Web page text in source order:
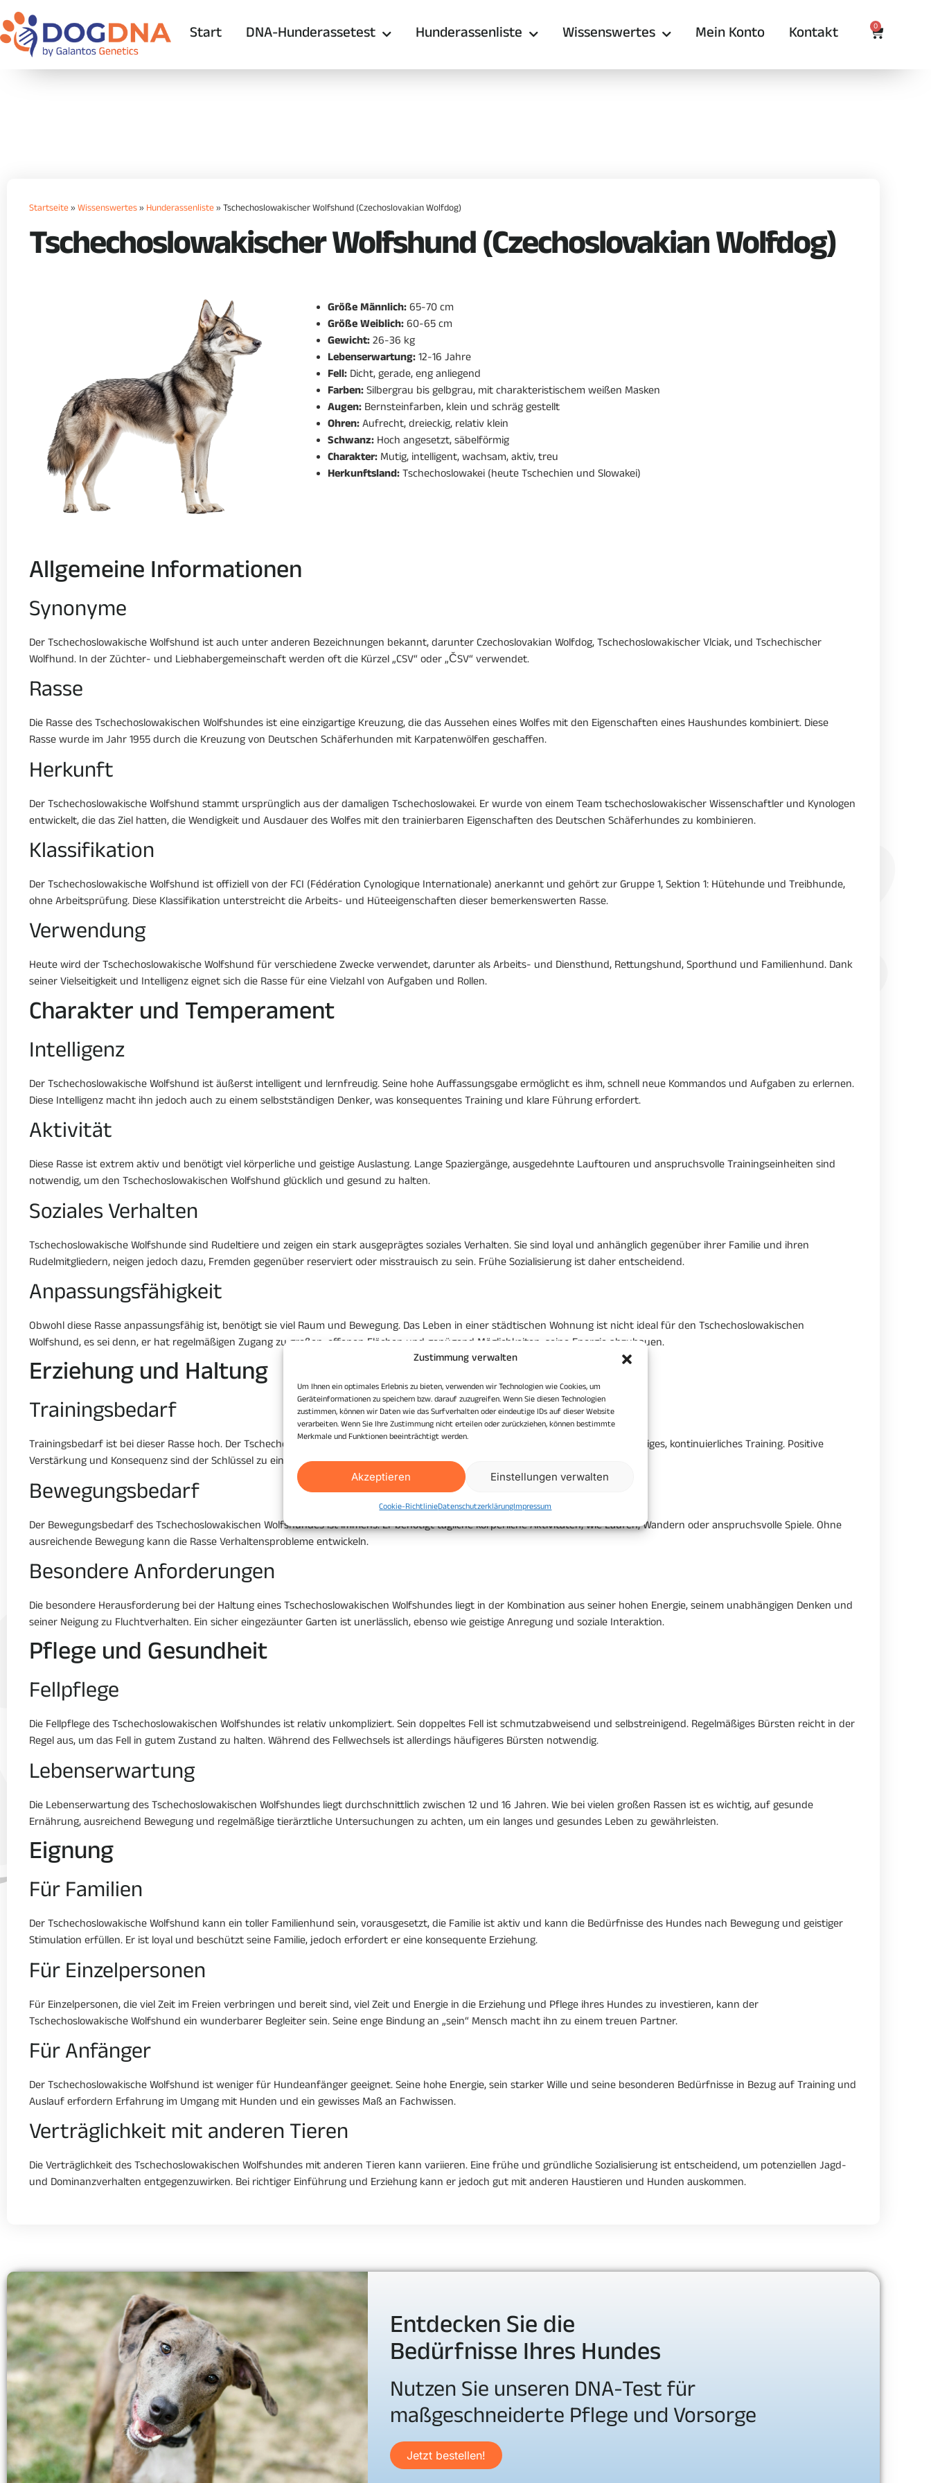
Zustimmung verwalten
Um Ihnen ein optimales Erlebnis zu bieten, verwenden wir Technologien wie Cookies, um
Geräteinformationen zu speichern bzw. darauf zuzugreifen. Wenn Sie diesen Technologien
zustimmen, können wir Daten wie das Surfverhalten oder eindeutige IDs auf dieser Website
verarbeiten. Wenn Sie Ihre Zustimmung nicht erteilen oder zurückziehen, können bestimmte
Merkmale und Funktionen beeinträchtigt werden.
Akzeptieren Einstellungen verwalten
Cookie-RichtlinieDatenschutzerklärungImpressum
Start DNA-Hunderassetest Hunderassenliste Wissenswertes Mein Konto Kontakt 0
Startseite»Wissenswertes» Hunderassenliste»Tschechoslowakischer Wolfshund (Czechoslovakian Wolfdog)
Tschechoslowakischer Wolfshund (Czechoslovakian Wolfdog)
Größe Männlich:65-70 cm
Größe Weiblich:60-65 cm
Gewicht:26-36 kg
Lebenserwartung:12-16 Jahre
Fell: Dicht, gerade, eng anliegend
Farben:Silbergrau bis gelbgrau, mit charakteristischem weißen Masken
Augen: Bernsteinfarben, klein und schräg gestellt
Ohren:Aufrecht, dreieckig, relativ klein
Schwanz: Hoch angesetzt, säbelförmig
Charakter: Mutig, intelligent, wachsam, aktiv, treu
Herkunftsland:Tschechoslowakei (heute Tschechien und Slowakei)
Allgemeine Informationen
Synonyme
Der Tschechoslowakische Wolfshund ist auch unter anderen Bezeichnungen bekannt, darunter Czechoslovakian Wolfdog, Tschechoslowakischer Vlciak, und Tschechischer
Wolfhund. In der Züchter- und Liebhabergemeinschaft werden oft die Kürzel „CSV“ oder „ČSV“ verwendet.
Rasse
Die Rasse des Tschechoslowakischen Wolfshundes ist eine einzigartige Kreuzung, die das Aussehen eines Wolfes mit den Eigenschaften eines Haushundes kombiniert. Diese
Rasse wurde im Jahr 1955 durch die Kreuzung von Deutschen Schäferhunden mit Karpatenwölfen geschaffen.
Herkunft
Der Tschechoslowakische Wolfshund stammt ursprünglich aus der damaligen Tschechoslowakei. Er wurde von einem Team tschechoslowakischer Wissenschaftler und Kynologen
entwickelt, die das Ziel hatten, die Wendigkeit und Ausdauer des Wolfes mit den trainierbaren Eigenschaften des Deutschen Schäferhundes zu kombinieren.
Klassifikation
Der Tschechoslowakische Wolfshund ist offiziell von der FCI (Fédération Cynologique Internationale) anerkannt und gehört zur Gruppe 1, Sektion 1: Hütehunde und Treibhunde,
ohne Arbeitsprüfung. Diese Klassifikation unterstreicht die Arbeits- und Hüteeigenschaften dieser bemerkenswerten Rasse.
Verwendung
Heute wird der Tschechoslowakische Wolfshund für verschiedene Zwecke verwendet, darunter als Arbeits- und Diensthund, Rettungshund, Sporthund und Familienhund. Dank
seiner Vielseitigkeit und Intelligenz eignet sich die Rasse für eine Vielzahl von Aufgaben und Rollen.
Charakter und Temperament
Intelligenz
Der Tschechoslowakische Wolfshund ist äußerst intelligent und lernfreudig. Seine hohe Auffassungsgabe ermöglicht es ihm, schnell neue Kommandos und Aufgaben zu erlernen.
Diese Intelligenz macht ihn jedoch auch zu einem selbstständigen Denker, was konsequentes Training und klare Führung erfordert.
Aktivität
Diese Rasse ist extrem aktiv und benötigt viel körperliche und geistige Auslastung. Lange Spaziergänge, ausgedehnte Lauftouren und anspruchsvolle Trainingseinheiten sind
notwendig, um den Tschechoslowakischen Wolfshund glücklich und gesund zu halten.
Soziales Verhalten
Tschechoslowakische Wolfshunde sind Rudeltiere und zeigen ein stark ausgeprägtes soziales Verhalten. Sie sind loyal und anhänglich gegenüber ihrer Familie und ihren
Rudelmitgliedern, neigen jedoch dazu, Fremden gegenüber reserviert oder misstrauisch zu sein. Frühe Sozialisierung ist daher entscheidend.
Anpassungsfähigkeit
Obwohl diese Rasse anpassungsfähig ist, benötigt sie viel Raum und Bewegung. Das Leben in einer städtischen Wohnung ist nicht ideal für den Tschechoslowakischen
Wolfshund, es sei denn, er hat regelmäßigen Zugang zu großen, offenen Flächen und genügend Möglichkeiten, seine Energie abzubauen.
Erziehung und Haltung
Trainingsbedarf
Trainingsbedarf ist bei dieser Rasse hoch. Der Tschechoslowakische Wolfshund benötigt eine feste, aber gerechte Hand und frühzeitiges, kontinuierliches Training. Positive
Verstärkung und Konsequenz sind der Schlüssel zu einer erfolgreichen Erziehung.
Bewegungsbedarf
Der Bewegungsbedarf des Tschechoslowakischen Wolfshundes ist immens. Er benötigt tägliche körperliche Aktivitäten, wie Laufen, Wandern oder anspruchsvolle Spiele. Ohne
ausreichende Bewegung kann die Rasse Verhaltensprobleme entwickeln.
Besondere Anforderungen
Die besondere Herausforderung bei der Haltung eines Tschechoslowakischen Wolfshundes liegt in der Kombination aus seiner hohen Energie, seinem unabhängigen Denken und
seiner Neigung zu Fluchtverhalten. Ein sicher eingezäunter Garten ist unerlässlich, ebenso wie geistige Anregung und soziale Interaktion.
Pflege und Gesundheit
Fellpflege
Die Fellpflege des Tschechoslowakischen Wolfshundes ist relativ unkompliziert. Sein doppeltes Fell ist schmutzabweisend und selbstreinigend. Regelmäßiges Bürsten reicht in der
Regel aus, um das Fell in gutem Zustand zu halten. Während des Fellwechsels ist allerdings häufigeres Bürsten notwendig.
Lebenserwartung
Die Lebenserwartung des Tschechoslowakischen Wolfshundes liegt durchschnittlich zwischen 12 und 16 Jahren. Wie bei vielen großen Rassen ist es wichtig, auf gesunde
Ernährung, ausreichend Bewegung und regelmäßige tierärztliche Untersuchungen zu achten, um ein langes und gesundes Leben zu gewährleisten.
Eignung
Für Familien
Der Tschechoslowakische Wolfshund kann ein toller Familienhund sein, vorausgesetzt, die Familie ist aktiv und kann die Bedürfnisse des Hundes nach Bewegung und geistiger
Stimulation erfüllen. Er ist loyal und beschützt seine Familie, jedoch erfordert er eine konsequente Erziehung.
Für Einzelpersonen
Für Einzelpersonen, die viel Zeit im Freien verbringen und bereit sind, viel Zeit und Energie in die Erziehung und Pflege ihres Hundes zu investieren, kann der
Tschechoslowakische Wolfshund ein wunderbarer Begleiter sein. Seine enge Bindung an „sein“ Mensch macht ihn zu einem treuen Partner.
Für Anfänger
Der Tschechoslowakische Wolfshund ist weniger für Hundeanfänger geeignet. Seine hohe Energie, sein starker Wille und seine besonderen Bedürfnisse in Bezug auf Training und
Auslauf erfordern Erfahrung im Umgang mit Hunden und ein gewisses Maß an Fachwissen.
Verträglichkeit mit anderen Tieren
Die Verträglichkeit des Tschechoslowakischen Wolfshundes mit anderen Tieren kann variieren. Eine frühe und gründliche Sozialisierung ist entscheidend, um potenziellen Jagd-
und Dominanzverhalten entgegenzuwirken. Bei richtiger Einführung und Erziehung kann er jedoch gut mit anderen Haustieren und Hunden auskommen.
Entdecken Sie die
Bedürfnisse Ihres Hundes
Nutzen Sie unseren DNA-Test für
maßgeschneiderte Pflege und Vorsorge
Jetzt bestellen!